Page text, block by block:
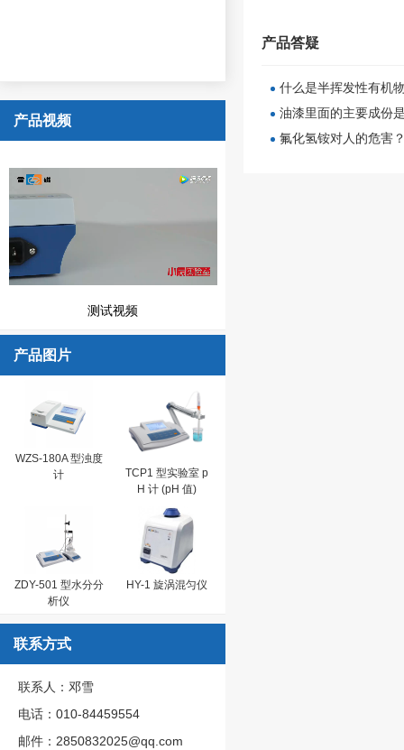
产品视频
测试视频
产品图片
WZS-180A 型浊度
计
TCP1 型实验室 p
H 计 (pH 值)
ZDY-501 型水分分
析仪
HY-1 旋涡混匀仪
联系方式
联系人：邓雪
电话：010-84459554
邮件：2850832025@qq.com
产品答疑
什么是半挥发性有机
油漆里面的主要成份
氟化氢铵对人的危害